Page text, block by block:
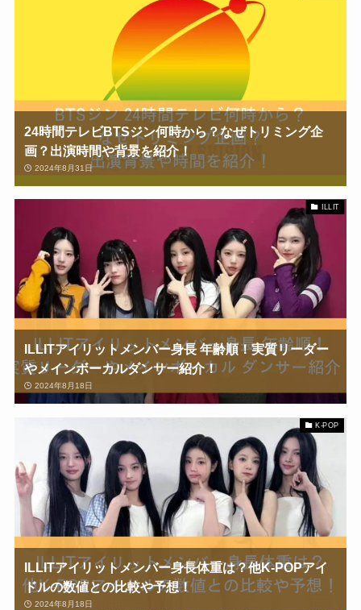
24時間テレビBTSジン何時から？なぜトリミング企
画？出演時間や背景を紹介！
2024年8月31日
ILLIT
ILLITアイリットメンバー身長 年齢順！実質リーダー
やメインボーカルダンサー紹介！
2024年8月18日
K-POP
ILLITアイリットメンバー身長体重は？他K-POPアイ
ドルの数値との比較や予想！
2024年8月18日